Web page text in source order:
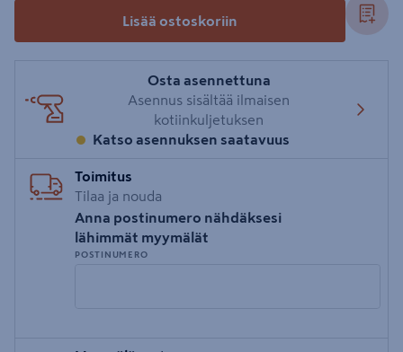
Lisää ostoskoriin
Osta asennettuna
Asennus sisältää ilmaisen
kotiinkuljetuksen
Katso asennuksen saatavuus
Toimitus
Tilaa ja nouda
Anna postinumero nähdäksesi
lähimmät myymälät
POSTINUMERO